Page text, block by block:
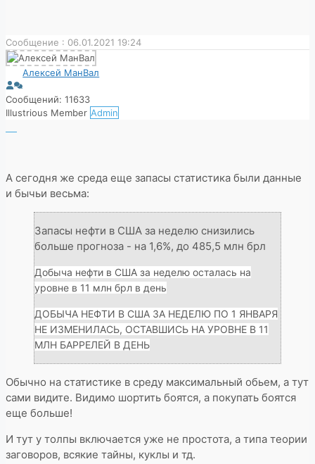
Сообщение : 06.01.2021 19:24
Алексей МанВал
Сообщений: 11633
Illustrious Member Admin
А сегодня же среда еще запасы статистика были данные
и бычьи весьма:
Запасы нефти в США за неделю снизились
больше прогноза - на 1,6%, до 485,5 млн брл
Добыча нефти в США за неделю осталась на
уровне в 11 млн брл в день
ДОБЫЧА НЕФТИ В США ЗА НЕДЕЛЮ ПО 1 ЯНВАРЯ
НЕ ИЗМЕНИЛАСЬ, ОСТАВШИСЬ НА УРОВНЕ В 11
МЛН БАРРЕЛЕЙ В ДЕНЬ
Обычно на статистике в среду максимальный обьем, а тут
сами видите. Видимо шортить боятся, а покупать боятся
еще больше!
И тут у толпы включается уже не простота, а типа теории
заговоров, всякие тайны, куклы и тд.